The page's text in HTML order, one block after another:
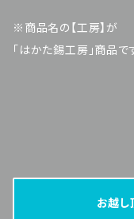
※商品名の【工房】が
「はかた錫工房」商品で
お越し